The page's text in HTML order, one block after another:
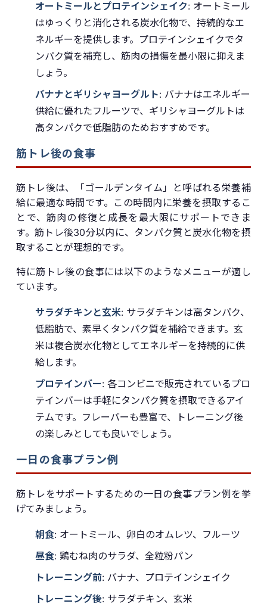
オートミールとプロテインシェイク: オートミール
はゆっくりと消化される炭水化物で、持続的なエ
ネルギーを提供します。プロテインシェイクでタ
ンパク質を補充し、筋肉の損傷を最小限に抑えま
しょう。
バナナとギリシャヨーグルト: バナナはエネルギー
供給に優れたフルーツで、ギリシャヨーグルトは
高タンパクで低脂肪のためおすすめです。
筋トレ後の食事
筋トレ後は、「ゴールデンタイム」と呼ばれる栄養補
給に最適な時間です。この時間内に栄養を摂取するこ
とで、筋肉の修復と成長を最大限にサポートできま
す。筋トレ後30分以内に、タンパク質と炭水化物を摂
取することが理想的です。
特に筋トレ後の食事には以下のようなメニューが適し
ています。
サラダチキンと玄米: サラダチキンは高タンパク、
低脂肪で、素早くタンパク質を補給できます。玄
米は複合炭水化物としてエネルギーを持続的に供
給します。
プロテインバー: 各コンビニで販売されているプロ
テインバーは手軽にタンパク質を摂取できるアイ
テムです。フレーバーも豊富で、トレーニング後
の楽しみとしても良いでしょう。
一日の食事プラン例
筋トレをサポートするための一日の食事プラン例を挙
げてみましょう。
朝食: オートミール、卵白のオムレツ、フルーツ
昼食: 鶏むね肉のサラダ、全粒粉パン
トレーニング前: バナナ、プロテインシェイク
トレーニング後: サラダチキン、玄米